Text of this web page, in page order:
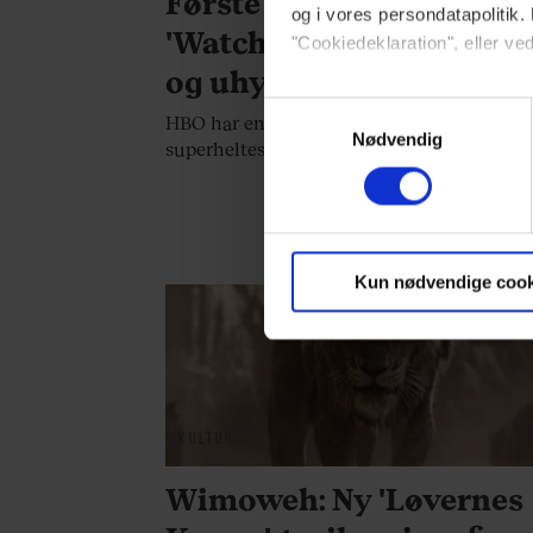
og i vores
"Cookiedeklaration", eller
Dine valg anvendes på hele
Vi ønsker dit samtykke til at
markedsføring, så vi kan
Du kan til enhver tid trække
brug af cookies,
Nødvendig
Kun nødvendige
'Watchmen' ser ligeså
og uhyggelig ud som
HBO har endelig givet os første trailer til
superhelteserien 'Watchmen'. Se den her:
Wimoweh: Ny 'Løvernes